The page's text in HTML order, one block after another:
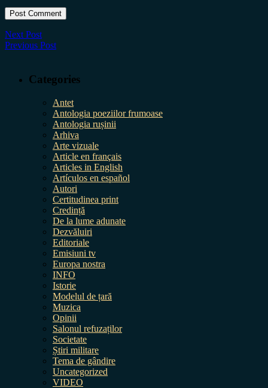
Next Post
Previous Post
Categories
Antet
Antologia poeziilor frumoase
Antologia rușinii
Arhiva
Arte vizuale
Article en français
Articles in English
Artículos en español
Autori
Certitudinea print
Credință
De la lume adunate
Dezvăluiri
Editoriale
Emisiuni tv
Europa nostra
INFO
Istorie
Modelul de țară
Muzica
Opinii
Salonul refuzaților
Societate
Știri militare
Tema de gândire
Uncategorized
VIDEO